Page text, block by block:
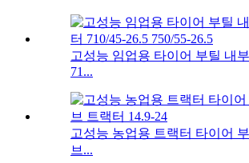
고성능 임업용 타이어 부틸 내
71...
고성능 농업용 트랙터 타이어
브...